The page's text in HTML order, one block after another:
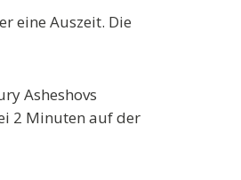
eine Auszeit. Die
Asheshovs
2 Minuten auf der